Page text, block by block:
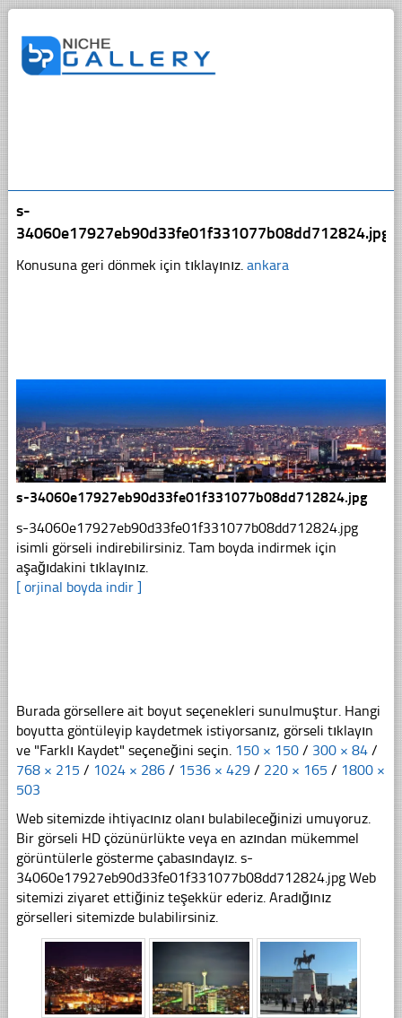
s-
34060e17927eb90d33fe01f331077b08dd712824.jpg
Konusuna geri dönmek için tıklayınız. ankara
s-34060e17927eb90d33fe01f331077b08dd712824.jpg
s-34060e17927eb90d33fe01f331077b08dd712824.jpg
isimli görseli indirebilirsiniz. Tam boyda indirmek için
aşağıdakini tıklayınız.
[ orjinal boyda indir ]
Burada görsellere ait boyut seçenekleri sunulmuştur. Hangi
boyutta göntüleyip kaydetmek istiyorsanız, görseli tıklayın
ve "Farklı Kaydet" seçeneğini seçin. 150 × 150 / 300 × 84 /
768 × 215 / 1024 × 286 / 1536 × 429 / 220 × 165 / 1800 ×
503
Web sitemizde ihtiyacınız olanı bulabileceğinizi umuyoruz.
Bir görseli HD çözünürlükte veya en azından mükemmel
görüntülerle gösterme çabasındayız. s-
34060e17927eb90d33fe01f331077b08dd712824.jpg Web
sitemizi ziyaret ettiğiniz teşekkür ederiz. Aradığınız
görselleri sitemizde bulabilirsiniz.